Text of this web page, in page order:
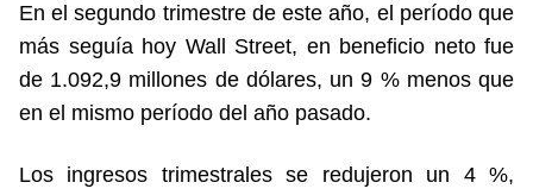
En el segundo trimestre de este año, el período que
más seguía hoy Wall Street, en beneficio neto fue
de 1.092,9 millones de dólares, un 9 % menos que
en el mismo período del año pasado.
Los ingresos trimestrales se redujeron un 4 %,